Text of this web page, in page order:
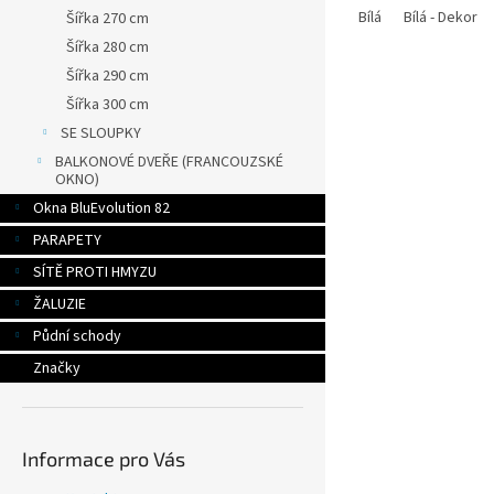
Šířka 270 cm
Šířka 280 cm
Šířka 290 cm
Šířka 300 cm
SE SLOUPKY
BALKONOVÉ DVEŘE (FRANCOUZSKÉ
OKNO)
Okna BluEvolution 82
PARAPETY
SÍTĚ PROTI HMYZU
ŽALUZIE
Půdní schody
Značky
Informace pro Vás
Bílá Bílá - Dekor